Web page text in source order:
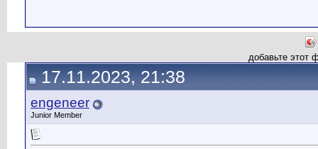
добавьте этот
17.11.2023, 21:38
engeneer
Junior Member